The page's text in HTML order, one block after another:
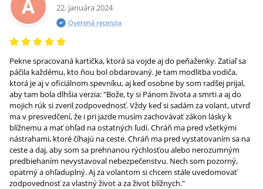
A 22. januára 2024
Overená recenzia
Pekne spracovaná kartička, ktorá sa vojde aj do peňaženky. Zatiaľ sa
páčila každému, kto ňou bol obdarovaný. Je tam modlitba vodiča,
ktorá je aj v oficiálnom spevníku, aj keď osobne by som radšej prijal,
aby tam bola dlhšia verzia: "Bože, ty si Pánom života a smrti a aj do
mojich rúk si zveril zodpovednosť. Vždy keď si sadám za volant, utvrď
ma v presvedčení, že i pri jazde musím zachovávať zákon lásky k
blížnemu a mať ohľad na ostatných ľudí. Chráň ma pred všetkými
nástrahami, ktoré číhajú na ceste. Chráň ma pred vystatovaním sa na
ceste a daj, aby som sa prehnanou rýchlosťou alebo nerozumným
predbiehaním nevystavoval nebezpečenstvu. Nech som pozorný,
opatrný a ohľaduplný. Aj za volantom si chcem stále uvedomovať
zodpovednosť za vlastný život a za život blížnych."